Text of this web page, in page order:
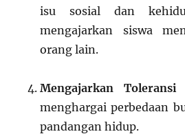
isu sosial dan
mengajarkan siswa
orang lain.
Mengajarkan Toleransi
menghargai perbedaan
pandangan hidup.